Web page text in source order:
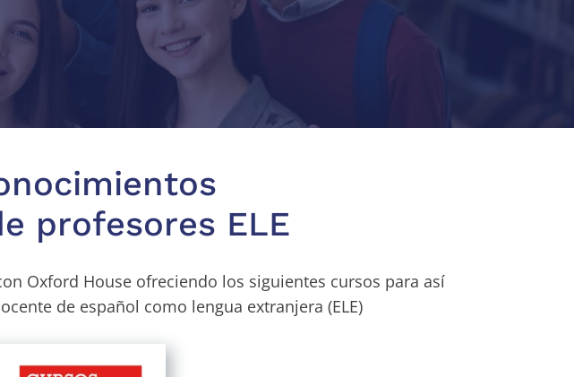
profesores ELE
Oxford House ofreciendo los siguientes cursos para así
de español como lengua extranjera (ELE)